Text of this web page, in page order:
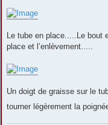
Le tube en place.....Le bout
place et l’enlèvement.....
Un doigt de graisse sur le
tourner légèrement la